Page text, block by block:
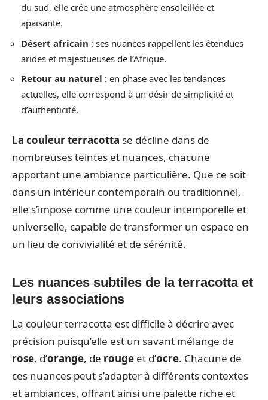
du sud, elle crée une atmosphère ensoleillée et
apaisante.
Désert africain : ses nuances rappellent les étendues
arides et majestueuses de l’Afrique.
Retour au naturel : en phase avec les tendances
actuelles, elle correspond à un désir de simplicité et
d’authenticité.
La couleur terracotta se décline dans de
nombreuses teintes et nuances, chacune
apportant une ambiance particulière. Que ce soit
dans un intérieur contemporain ou traditionnel,
elle s’impose comme une couleur intemporelle et
universelle, capable de transformer un espace en
un lieu de convivialité et de sérénité.
Les nuances subtiles de la terracotta et
leurs associations
La couleur terracotta est difficile à décrire avec
précision puisqu’elle est un savant mélange de
rose, d’orange, de rouge et d’ocre. Chacune de
ces nuances peut s’adapter à différents contextes
et ambiances, offrant ainsi une palette riche et